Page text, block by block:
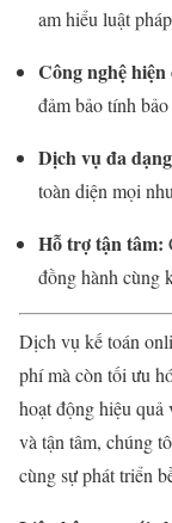
am hiểu luật
Công nghệ hiện
đảm bảo tính
Dịch vụ đa
toàn diện mọi
Hỗ trợ tận tâm:
đồng hành cùng
Dịch vụ kế toán
phí mà còn tối ưu
hoạt động hiệu quả
và tận tâm, chúng
cùng sự phát triển